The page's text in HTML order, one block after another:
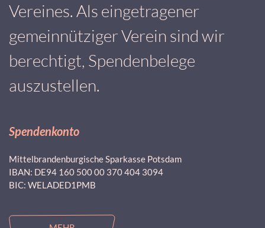
Vereines. Als eingetragener
gemeinnütziger Verein sind wir
berechtigt, Spendenbelege
auszustellen.
Spendenkonto
Mittelbrandenburgische Sparkasse Potsdam
IBAN: DE94 160 500 00 370 404 3094
BIC: WELADED1PMB